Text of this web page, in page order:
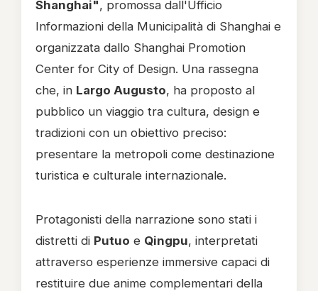
Shanghai", promossa dall'Ufficio
Informazioni della Municipalità di Shanghai e
organizzata dallo Shanghai Promotion
Center for City of Design. Una rassegna
che, in Largo Augusto, ha proposto al
pubblico un viaggio tra cultura, design e
tradizioni con un obiettivo preciso:
presentare la metropoli come destinazione
turistica e culturale internazionale.
Protagonisti della narrazione sono stati i
distretti di Putuo e Qingpu, interpretati
attraverso esperienze immersive capaci di
restituire due anime complementari della